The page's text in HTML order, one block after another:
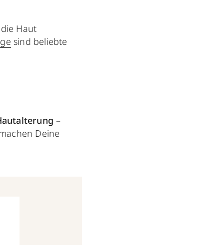
Haut
sind beliebte
–
Deine